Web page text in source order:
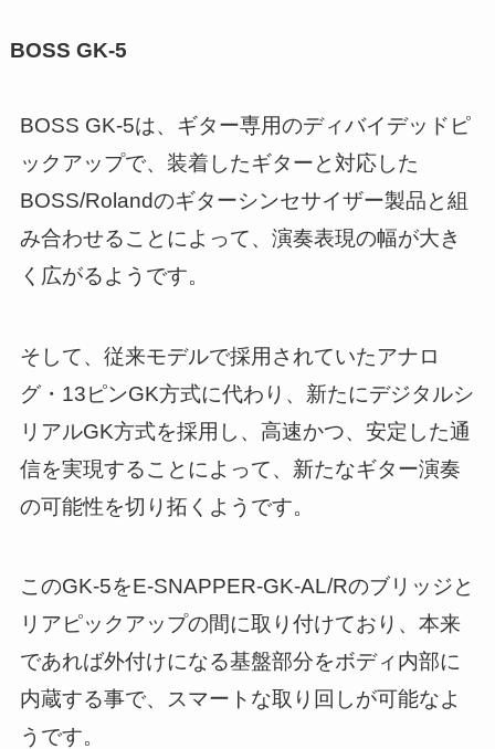
BOSS GK-5
BOSS GK-5は、ギター専用のディバイデッドピ
ックアップで、装着したギターと対応した
BOSS/Rolandのギターシンセサイザー製品と組
み合わせることによって、演奏表現の幅が大き
く広がるようです。
そして、従来モデルで採用されていたアナロ
グ・13ピンGK方式に代わり、新たにデジタルシ
リアルGK方式を採用し、高速かつ、安定した通
信を実現することによって、新たなギター演奏
の可能性を切り拓くようです。
このGK-5をE-SNAPPER-GK-AL/Rのブリッジと
リアピックアップの間に取り付けており、本来
であれば外付けになる基盤部分をボディ内部に
内蔵する事で、スマートな取り回しが可能なよ
うです。